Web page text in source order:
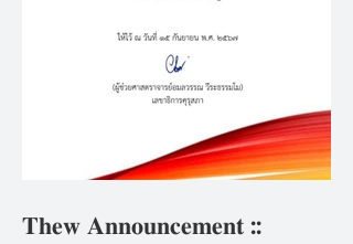
𝐓𝐡𝐞𝐰 𝐀𝐧𝐧𝐨𝐮𝐧𝐜𝐞𝐦𝐞𝐧𝐭 ::